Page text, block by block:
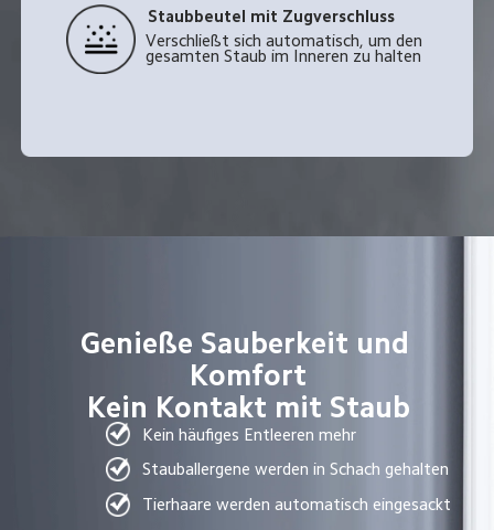
Staubbeutel mit Zugverschluss
Verschließt sich automatisch, um den
gesamten Staub im Inneren zu halten
Genieße Sauberkeit und
Komfort
Kein Kontakt mit Staub
Kein häufiges Entleeren mehr
Stauballergene werden in Schach gehalten
Tierhaare werden automatisch eingesackt